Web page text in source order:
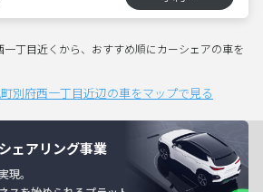
丁目近くから、おすすめ順にカーシェアの車を
別府西一丁目近辺の車をマップで見る
ェアリング事業
現。